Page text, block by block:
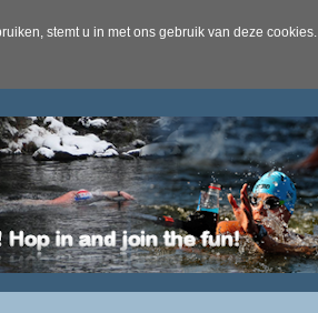
stemt u in met ons gebruik van deze cookies.